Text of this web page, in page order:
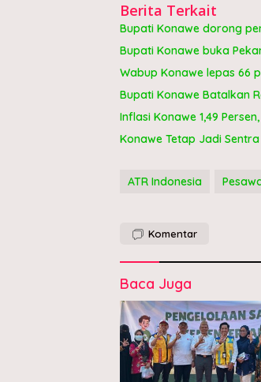
Berita Terkait
Bupati Konawe dorong
Bupati Konawe buka
Wabup Konawe lepas 66
Bupati Konawe Batalkan
Inflasi Konawe 1,49
Konawe Tetap Jadi
ATR Indonesia
Komentar
Baca Juga